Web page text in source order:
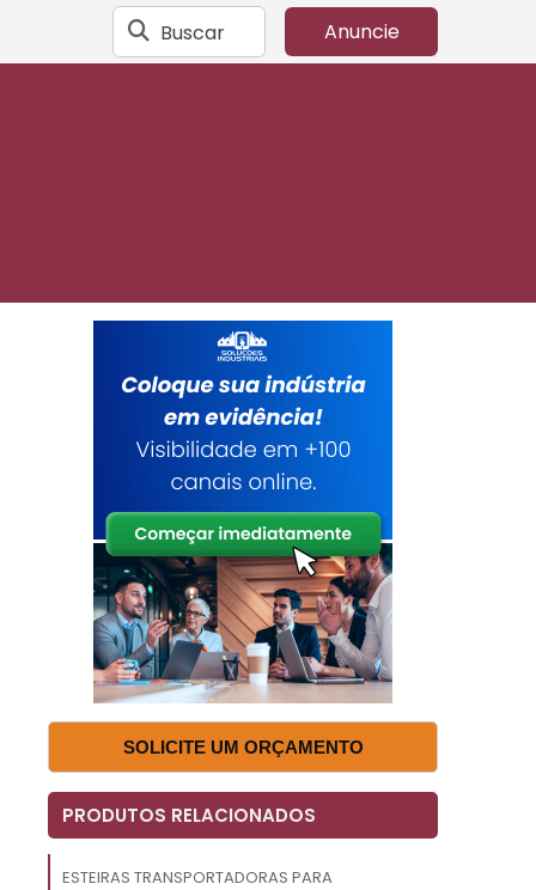
Buscar Anuncie
SOLICITE UM ORÇAMENTO
PRODUTOS RELACIONADOS
ESTEIRAS TRANSPORTADORAS PARA